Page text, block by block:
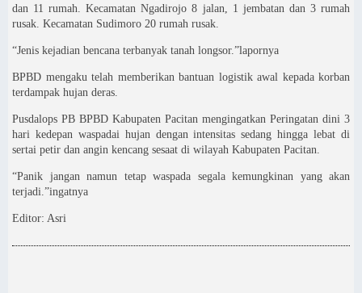
dan 11 rumah. Kecamatan Ngadirojo 8 jalan, 1 jembatan dan 3 rumah
rusak. Kecamatan Sudimoro 20 rumah rusak.
“Jenis kejadian bencana terbanyak tanah longsor.”lapornya
BPBD mengaku telah memberikan bantuan logistik awal kepada korban
terdampak hujan deras.
Pusdalops PB BPBD Kabupaten Pacitan mengingatkan Peringatan dini 3
hari kedepan waspadai hujan dengan intensitas sedang hingga lebat di
sertai petir dan angin kencang sesaat di wilayah Kabupaten Pacitan.
“Panik jangan namun tetap waspada segala kemungkinan yang akan
terjadi.”ingatnya
Editor: Asri